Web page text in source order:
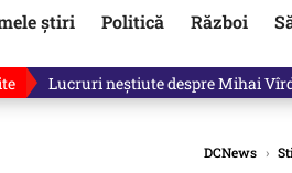
știri Politică Război
„Mă uit și sper să nu fie adevărat
DCNews ›